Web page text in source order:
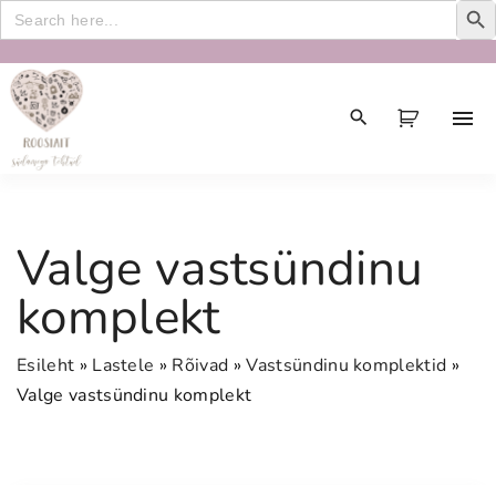
Search
for:
Valge vastsündinu
komplekt
Esileht » Lastele » Rõivad »Vastsündinu komplektid »
Valge vastsündinu komplekt